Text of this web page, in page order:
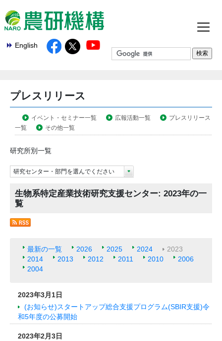
English
プレスリリース
イベント・セミナー一覧 広報活動一覧
プレスリリース
一覧
その他一覧
研究所別一覧
研究センター・部門を選んでください
生物系特定産業技術研究支援センター: 2023年の一
覧
最新の一覧 2026 2025 2024
2023
2014
2013 2012 2011 2010
2006
2004
2023年3月1日
(お知らせ)スタートアップ総合支援プログラム(SBIR支援)令
和5年度の公募開始
2023年2月3日